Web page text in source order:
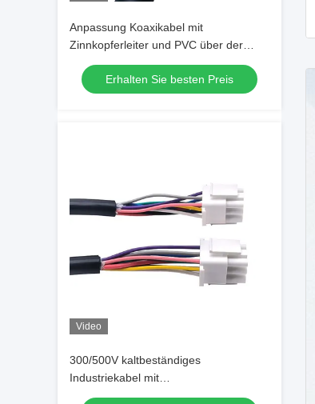
Anpassung Koaxikabel mit
Zinnkopferleiter und PVC über der
Jacke
Erhalten Sie besten Preis
Video
300/500V kaltbeständiges
Industriekabel mit
Flammschutzisolierung in